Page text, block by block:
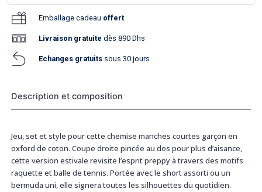
Emballage cadeau offert
Livraison gratuite dès 890 Dhs
Echanges gratuits sous 30 jours
Description et composition
Jeu, set et style pour cette chemise manches courtes garçon en
oxford de coton. Coupe droite pincée au dos pour plus d’aisance,
cette version estivale revisite l’esprit preppy à travers des motifs
raquette et balle de tennis. Portée avec le short assorti ou un
bermuda uni, elle signera toutes les silhouettes du quotidien.